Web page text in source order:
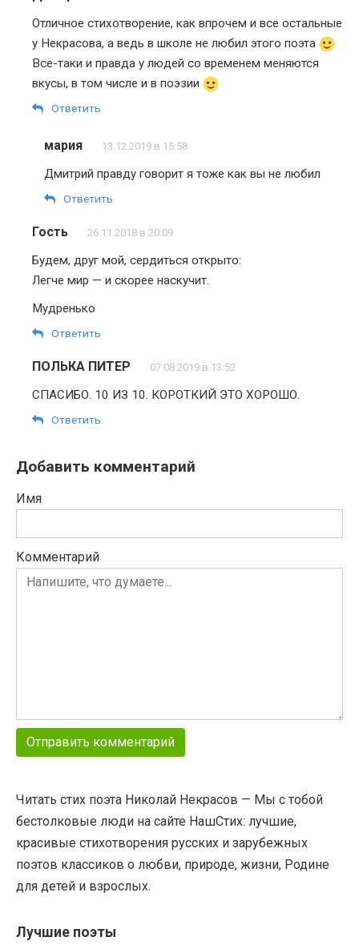
Отличное стихотворение, как впрочем и все остальные
у Некрасова, а ведь в школе не любил этого поэта
Все-таки и правда у людей со временем меняются
вкусы, в том числе и в поэзии
Ответить
мария 13.12.2019 в 15:58
Дмитрий правду говорит я тоже как вы не любил
Ответить
Гость 26.11.2018 в 20:09
Будем, друг мой, сердиться открыто:
Легче мир — и скорее наскучит.
Мудренько
Ответить
ПОЛЬКА ПИТЕР 07.08.2019 в 13:52
СПАСИБО. 10 ИЗ 10. КОРОТКИЙ ЭТО ХОРОШО.
Ответить
Добавить комментарий
Имя
Комментарий
Читать стих поэта Николай Некрасов — Мы с тобой
бестолковые люди на сайте НашСтих: лучшие,
красивые стихотворения русских и зарубежных
поэтов классиков о любви, природе, жизни, Родине
для детей и взрослых.
Лучшие поэты